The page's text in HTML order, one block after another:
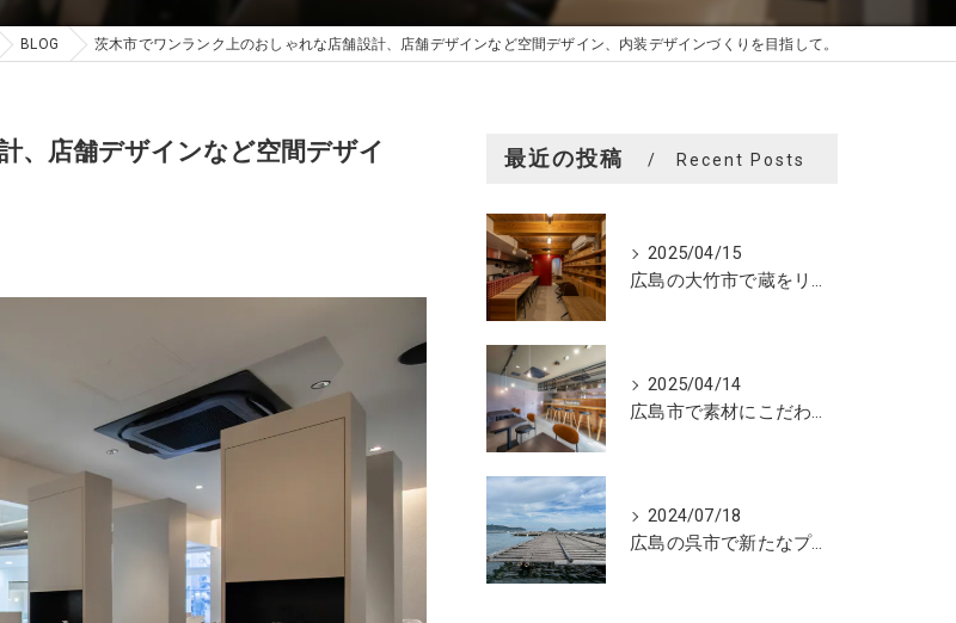
BLOG 茨木市でワンランク上のおしゃれな店舗設計、店舗デザインなど空間デザイン、内装デザインづくりを目指して。
、店舗デザインなど空間デザイ
最近の投稿 Recent Posts
2025/04/15
広島の大竹市で蔵をリノベーションしたカフェの設計。店舗設計、店舗デザインはasazu design office
2025/04/14
広島市で素材にこだわった魅力的なおにぎり屋さんの設計。店舗設計、店舗デザインはasazu design office
2024/07/18
広島の呉市で新たなプロジェクトの現調